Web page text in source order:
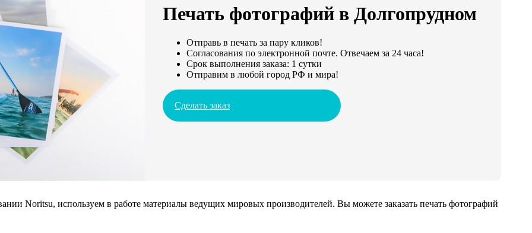
Печать фотографий в Долгопрудном
Отправь в печать за пару кликов!
Согласования по электронной почте. Отвечаем за 24 часа!
Срок выполнения заказа: 1 сутки
Отправим в любой город РФ и мира!
Сделать заказ
Noritsu, используем в работе материалы ведущих мировых производителей. Вы можете заказать печать фотографий